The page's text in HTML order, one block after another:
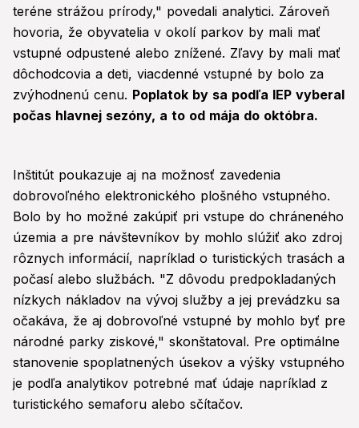
teréne strážou prírody," povedali analytici. Zároveň
hovoria, že obyvatelia v okolí parkov by mali mať
vstupné odpustené alebo znížené. Zľavy by mali mať
dôchodcovia a deti, viacdenné vstupné by bolo za
zvýhodnenú cenu. Poplatok by sa podľa IEP vyberal
počas hlavnej sezóny, a to od mája do októbra.
Inštitút poukazuje aj na možnosť zavedenia
dobrovoľného elektronického plošného vstupného.
Bolo by ho možné zakúpiť pri vstupe do chráneného
územia a pre návštevníkov by mohlo slúžiť ako zdroj
rôznych informácií, napríklad o turistických trasách a
počasí alebo službách. "Z dôvodu predpokladaných
nízkych nákladov na vývoj služby a jej prevádzku sa
očakáva, že aj dobrovoľné vstupné by mohlo byť pre
národné parky ziskové," skonštatoval. Pre optimálne
stanovenie spoplatnených úsekov a výšky vstupného
je podľa analytikov potrebné mať údaje napríklad z
turistického semaforu alebo sčítačov.